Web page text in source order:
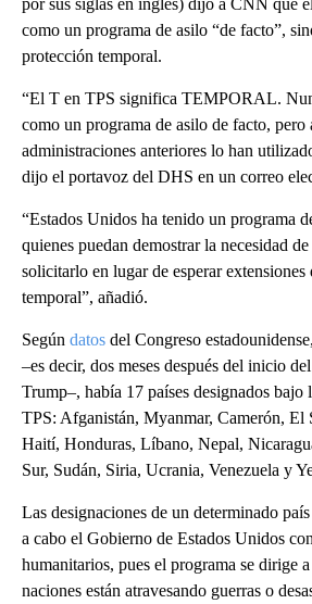
por sus siglas en inglés) dijo a CNN que
como un programa de asilo “de facto”,
protección temporal.
“El T en TPS significa TEMPORAL.
como un programa de asilo de facto, pero
administraciones anteriores lo han
dijo el portavoz del DHS en un correo
“Estados Unidos ha tenido un programa
quienes puedan demostrar la necesidad
solicitarlo en lugar de esperar extensiones
temporal”, añadió.
Según datos del Congreso
–es decir, dos meses después del inicio
Trump–, había 17 países designados bajo
TPS: Afganistán, Myanmar, Camerón, El
Haití, Honduras, Líbano, Nepal,
Sur, Sudán, Siria, Ucrania, Venezuela y
Las designaciones de un determinado
a cabo el Gobierno de Estados Unidos
humanitarios, pues el programa se dirige
naciones están atravesando guerras o